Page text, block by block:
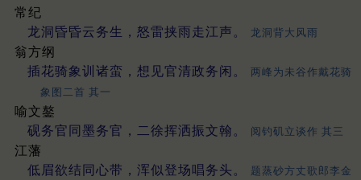
常纪
龙洞昏昏云务生，怒雷挟雨走江声。
龙洞背大风雨
翁方纲
插花骑象训诸蛮，想见官清政务闲。
两峰为未谷作戴花骑
象图二首 其一
喻文鏊
砚务官同墨务官，二徐挥洒振文翰。
阅钓矶立谈作 其三
江藩
低眉欲结同心带，浑似登场唱务头。
题蒸砂方丈歌郎李金